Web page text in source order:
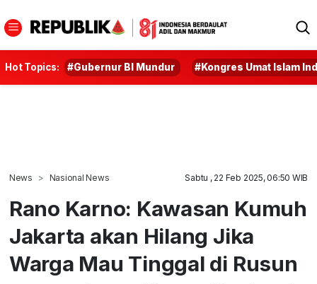
Hot Topics: #Gubernur BI Mundur #Kongres Umat Islam
News Nasional News Sabtu , 22 Feb 2025, 06:50 WIB
Rano Karno: Kawasan Kumuh
Jakarta akan Hilang Jika
Warga Mau Tinggal di Rusun